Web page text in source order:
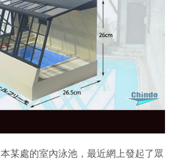
某處的室內泳池，最近網上發起了眾